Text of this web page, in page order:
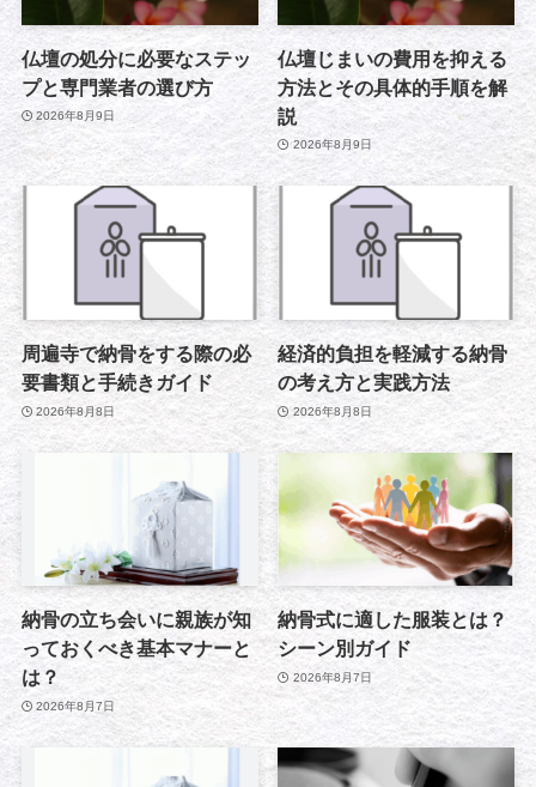
仏壇の処分に必要なステッ
プと専門業者の選び方
2026年8月9日
仏壇じまいの費用を抑える
方法とその具体的手順を解
説
2026年8月9日
周遍寺で納骨をする際の必
要書類と手続きガイド
2026年8月8日
経済的負担を軽減する納骨
の考え方と実践方法
2026年8月8日
納骨の立ち会いに親族が知
っておくべき基本マナーと
は？
2026年8月7日
納骨式に適した服装とは？
シーン別ガイド
2026年8月7日